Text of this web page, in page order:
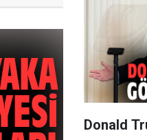
Donald